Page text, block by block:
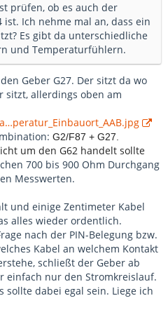
prüfen, ob es auch der
Ich nehme mal an, dass ein
Es gibt da unterschiedliche
und Temperaturfühlern.
Geber G27. Der sitzt da wo
sitzt, allerdings oben am
G2/F87 + G27.
um den G62 handelt sollte
700 bis 900 Ohm Durchgang
Messwerten.
und einige Zentimeter Kabel
alles wieder ordentlich.
nach der PIN-Belegung bzw.
Kabel an welchem Kontakt
schließt der Geber ab
einfach nur den Stromkreislauf.
sollte dabei egal sein. Liege ich